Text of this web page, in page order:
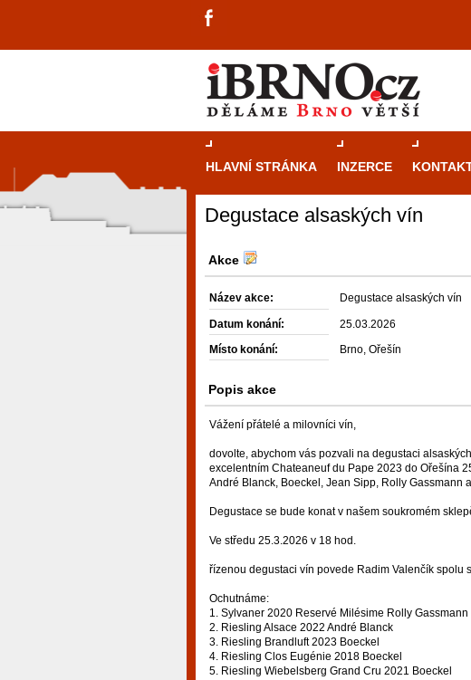
HLAVNÍ STRÁNKA INZERCE
Degustace alsaských vín
Akce
Název akce: Degustace alsaských vín
Datum konání: 25.03.2026
Místo konání: Brno, Ořešín
Popis akce
Vážení přátelé a milovníci vín,
dovolte, abychom vás pozvali na degustaci
excelentním Chateaneuf du Pape 2023 do Ořešína
André Blanck, Boeckel, Jean Sipp, Rolly Gassmann
Degustace se bude konat v našem soukromém
Ve středu 25.3.2026 v 18 hod.
řízenou degustaci vín povede Radim Valenčík spolu
Ochutnáme:
1. Sylvaner 2020 Reservé Milésime Rolly Gassmann
2. Riesling Alsace 2022 André Blanck
3. Riesling Brandluft 2023 Boeckel
4. Riesling Clos Eugénie 2018 Boeckel
5. Riesling Wiebelsberg Grand Cru 2021 Boeckel
návštěvníky, tak pro příležitostné hráče. V...